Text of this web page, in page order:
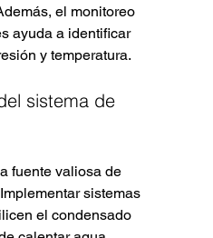
el monitoreo
ayuda a identificar
y temperatura.
sistema de
fuente valiosa de
sistemas
el condensado